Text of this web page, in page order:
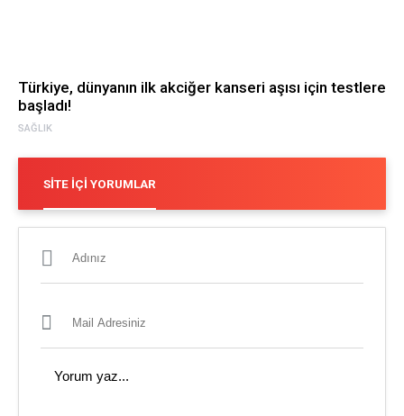
SAĞLIK
Türkiye, dünyanın ilk akciğer kanseri aşısı için testlere
başladı!
SITE İÇI YORUMLAR